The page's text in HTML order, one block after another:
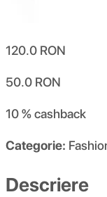
120.0 RON
50.0 RON
10 %cashback
Categorie:
Descriere